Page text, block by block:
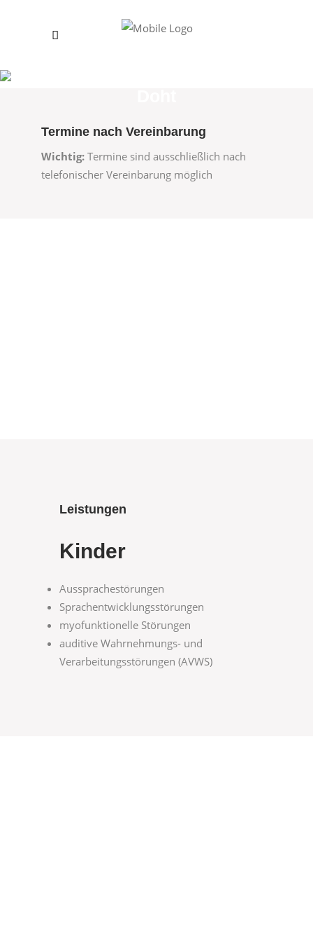
Termine nach Vereinbarung
Wichtig: Termine sind ausschließlich nach
telefonischer Vereinbarung möglich
Leistungen
Kinder
Aussprachestörungen
Sprachentwicklungsstörungen
myofunktionelle Störungen
auditive Wahrnehmungs- und
Verarbeitungsstörungen (AVWS)